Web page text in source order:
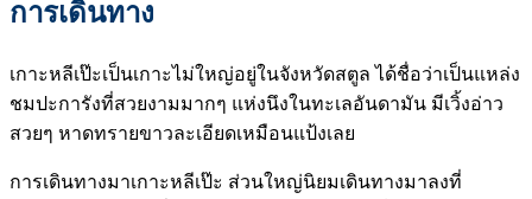
การเดินทาง
เกาะหลีเป๊ะเป็นเกาะไม่ใหญ่อยู่ในจังหวัดสตูล ได้ชื่อว่าเป็นแหล่ง
ชมปะการังที่สวยงามมากๆ แห่งนึงในทะเลอันดามัน มีเวิ้งอ่าว
สวยๆ หาดทรายขาวละเอียดเหมือนแป้งเลย
การเดินทางมาเกาะหลีเป๊ะ ส่วนใหญ่นิยมเดินทางมาลงที่